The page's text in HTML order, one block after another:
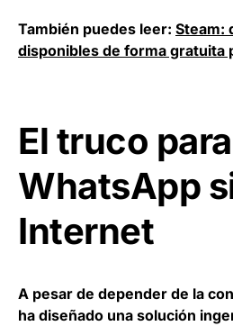
También puedes leer: Steam:
disponibles de forma gratuita
El truco
WhatsApp
Internet
A pesar de depender de la
ha diseñado una solución